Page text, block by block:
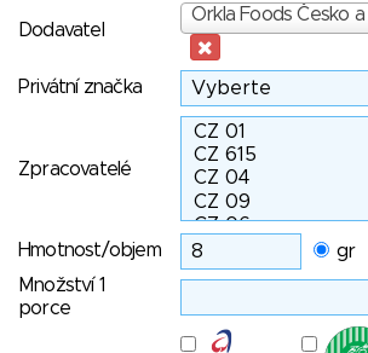
Dodavatel
Dodavatel
Privátní značka
Zpracovatelé
Hmotnost/objem gr
Množství 1
porce